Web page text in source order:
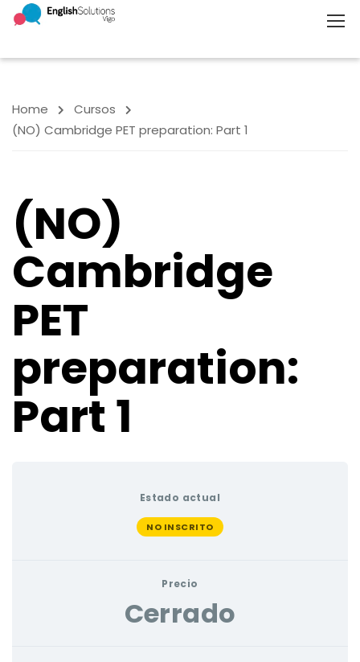
Home
Cursos
(NO) Cambridge PET preparation: Part 1
(NO)
Cambridge
PET
preparation:
Part 1
Estado actual
NO INSCRITO
Precio
Cerrado